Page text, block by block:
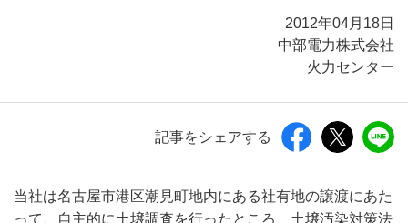
2012年04月18日
中部電力株式会社
火力センター
記事をシェアする
当社は名古屋市港区潮見町地内にある社有地の譲渡にあた
って、自主的に土壌調査を行ったところ、土壌汚染対策法